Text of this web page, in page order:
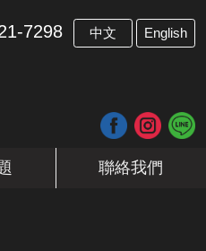
7298 中文 English
聯絡我們